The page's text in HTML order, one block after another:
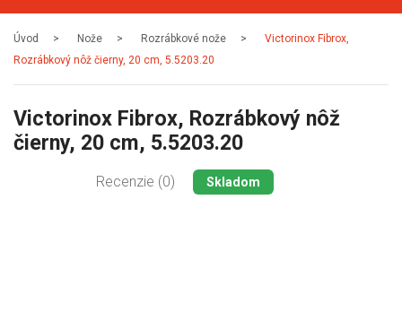
Úvod Nože Rozrábkové nože
Victorinox Fibrox,
Rozrábkový nôž čierny, 20 cm, 5.5203.20
Victorinox Fibrox, Rozrábkový nôž
čierny, 20 cm, 5.5203.20
Recenzie (0) Skladom